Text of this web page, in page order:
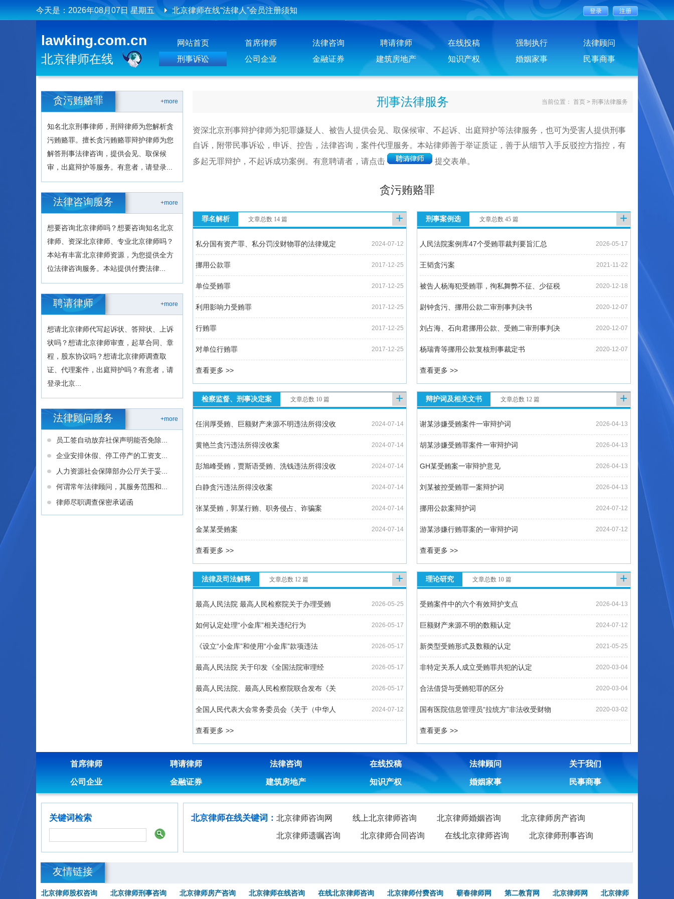
今天是： 2026年08月07日 星期五 北京律师在线“法律人”会员注册须知
北京律师在线聘请律师须知
lawking.com.cn
北京律师在线
网站首页 首席律师 法律咨询 聘请律师 在线投稿 强制执行
法律顾问
刑事诉讼
公司企业 金融证券 建筑房地产 知识产权 婚姻家事 民事商事
+more
贪污贿赂罪
知名北京刑事律师，刑辩律师为您解析贪
污贿赂罪。擅长贪污贿赂罪辩护律师为您
解答刑事法律咨询，提供会见、取保候
审，出庭辩护等服务。有意者，请登录...
+more
法律咨询服务
想要咨询北京律师吗？想要咨询知名北京
律师、资深北京律师、专业北京律师吗？
本站有丰富北京律师资源，为您提供全方
位法律咨询服务。本站提供付费法律...
+more
聘请律师
想请北京律师代写起诉状、答辩状、上诉
状吗？想请北京律师审查，起草合同、章
程，股东协议吗？想请北京律师调查取
证、代理案件，出庭辩护吗？有意者，请
登录北京...
+more
法律顾问服务
员工签自动放弃社保声明能否免除...
企业安排休假、停工停产的工资支...
人力资源社会保障部办公厅关于妥...
何谓常年法律顾问，其服务范围和...
律师尽职调查保密承诺函
刑事法律服务 当前位置： 首页 > 刑事法律服务
资深北京刑事辩护律师为犯罪嫌疑人、被告人提供会见、取保候审、不起诉、出庭辩护等法律服务，也可为受害人提供刑事
自诉，附带民事诉讼，申诉、控告，法律咨询，案件代理服务。本站律师善于举证质证，善于从细节入手反驳控方指控，有
多起无罪辩护，不起诉成功案例。有意聘请者，请点击
提交表单。
贪污贿赂罪
罪名解析 文章总数 14 篇 +
私分国有资产罪、私分罚没财物罪的法律规定 2024-07-12
挪用公款罪 2017-12-25
单位受贿罪 2017-12-25
利用影响力受贿罪 2017-12-25
行贿罪 2017-12-25
对单位行贿罪 2017-12-25
查看更多 >>
刑事案例选 文章总数 45 篇 +
人民法院案例库47个受贿罪裁判要旨汇总 2026-05-17
王韬贪污案 2021-11-22
被告人杨海犯受贿罪，徇私舞弊不征、少征税 2020-12-18
尉钟贪污、挪用公款二审刑事判决书 2020-12-07
刘占海、石向君挪用公款、受贿二审刑事判决 2020-12-07
杨瑞青等挪用公款复核刑事裁定书 2020-12-07
查看更多 >>
检察监督、刑事决定案 文章总数 10 篇 +
任润厚受贿、巨额财产来源不明违法所得没收 2024-07-14
黄艳兰贪污违法所得没收案 2024-07-14
彭旭峰受贿，贾斯语受贿、洗钱违法所得没收 2024-07-14
白静贪污违法所得没收案 2024-07-14
张某受贿，郭某行贿、职务侵占、诈骗案 2024-07-14
金某某受贿案 2024-07-14
查看更多 >>
辩护词及相关文书 文章总数 12 篇 +
谢某涉嫌受贿案件一审辩护词 2026-04-13
胡某涉嫌受贿罪案件一审辩护词 2026-04-13
GH某受贿案一审辩护意见 2026-04-13
刘某被控受贿罪一案辩护词 2026-04-13
挪用公款案辩护词 2024-07-12
游某涉嫌行贿罪案的一审辩护词 2024-07-12
查看更多 >>
法律及司法解释 文章总数 12 篇 +
最高人民法院 最高人民检察院关于办理受贿 2026-05-25
如何认定处理“小金库”相关违纪行为 2026-05-17
《设立“小金库”和使用“小金库”款项违法 2026-05-17
最高人民法院 关于印发《全国法院审理经 2026-05-17
最高人民法院、最高人民检察院联合发布《关 2026-05-17
全国人民代表大会常务委员会《关于（中华人 2024-07-12
查看更多 >>
理论研究 文章总数 10 篇 +
受贿案件中的六个有效辩护支点 2026-04-13
巨额财产来源不明的数额认定 2024-07-12
新类型受贿形式及数额的认定 2021-05-25
非特定关系人成立受贿罪共犯的认定 2020-03-04
合法借贷与受贿犯罪的区分 2020-03-04
国有医院信息管理员“拉统方”非法收受财物 2020-03-02
查看更多 >>
首席律师 聘请律师 法律咨询 在线投稿 法律顾问 关于我们
公司企业 金融证券 建筑房地产 知识产权 婚姻家事 民事商事
关键词检索 北京律师在线关键词： 北京律师咨询网 线上北京律师咨询 北京律师婚姻咨询 北京律师房产咨询
北京律师遗嘱咨询 北京律师合同咨询 在线北京律师咨询 北京律师刑事咨询
友情链接
北京律师股权咨询 北京律师刑事咨询 北京律师房产咨询 北京律师在线咨询 在线北京律师咨询 北京律师付费咨询 蕲春律师网 第二教育网 北京律师网 北京律师